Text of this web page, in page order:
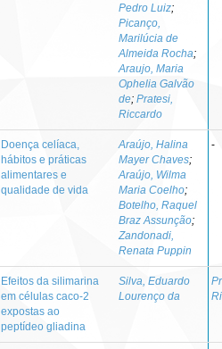
Pedro Luiz;
Picanço,
Marilúcia de
Almeida Rocha;
Araujo, Maria
Ophelia Galvão
de; Pratesi,
Riccardo
Doença celíaca,
hábitos e práticas
alimentares e
qualidade de vida
Araújo, Halina
Mayer Chaves;
Araújo, Wilma
Maria Coelho;
Botelho, Raquel
Braz Assunção;
Zandonadi,
Renata Puppin
-
Efeitos da silimarina
em células caco-2
expostas ao
peptídeo gliadina
Silva, Eduardo
Lourenço da